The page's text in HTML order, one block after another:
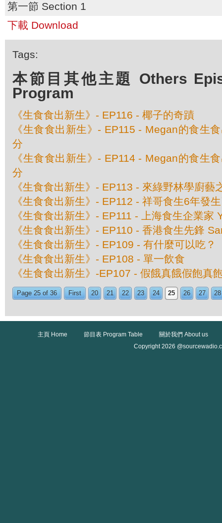
第一節 Section 1
下載 Download
Tags:
本節目其他主題 Others
Program
《生食食出新生》- EP116 - 椰子的奇蹟
《生食食出新生》- EP115 - Megan的食生
分
《生食食出新生》- EP114 - Megan的食生
分
《生食食出新生》- EP113 - 來綠野林學廚
《生食食出新生》- EP112 - 祥哥食生6年發
《生食食出新生》- EP111 - 上海食生企業家
《生食食出新生》- EP110 - 香港食生先鋒
《生食食出新生》- EP109 - 有什麼可以吃？
《生食食出新生》- EP108 - 單一飲食
《生食食出新生》-EP107 - 假餓真餓假飽真
Page 25 of 36 First 20 21 22 23 24 25 26 27 28
主頁 Home 節目表 Program Table
關於我們 About us
Copyright 2026